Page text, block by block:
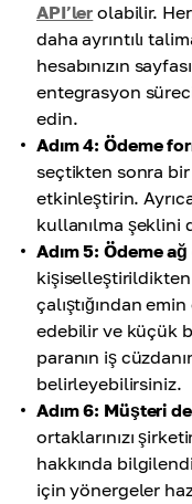
API’ler olabilir.
daha ayrıntılı
hesabınızın
entegrasyon
edin.
Adım 4: Ödeme
seçtikten sonra bir
etkinleştirin.
kullanılma şeklini
Adım 5: Ödeme
çalıştığından
edebilir ve küçük
paranın iş
belirleyebilirsiniz.
Adım 6: Müşteri
ortaklarınızı
hakkında
için yönergeler